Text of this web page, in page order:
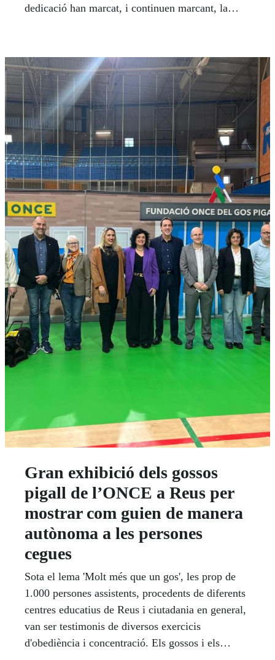
dedicació han marcat, i continuen marcant, la
Gran exhibició dels gossos
pigall de l’ONCE a Reus per
mostrar com guien de manera
autònoma a les persones
cegues
Sota el lema 'Molt més que un gos', les prop de
1.000 persones assistents, procedents de diferents
centres educatius de Reus i ciutadania en general,
van ser testimonis de diversos exercicis
d'obediència i concentració. Els gossos i els